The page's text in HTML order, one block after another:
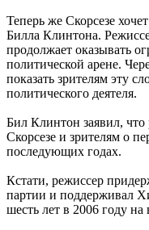
Теперь же Скорсезе
Билла Клинтона.
продолжает оказывать
политической арене.
показать зрителям эту
политического деятеля.
Бил Клинтон заявил, что
Скорсезе и зрителям о
последующих годах.
Кстати, режиссер
партии и поддерживал
шесть лет в 2006 году на